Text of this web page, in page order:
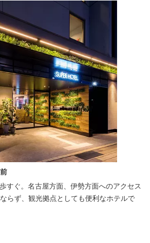
すぐ。名古屋方面、伊勢方面へのアクセス
らず、観光拠点としても便利なホテルで